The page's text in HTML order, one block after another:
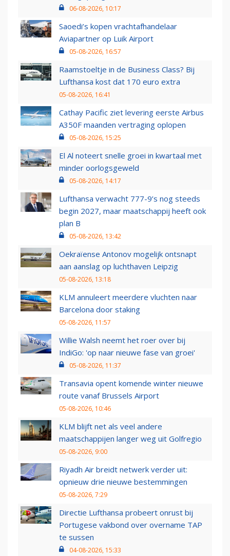
06-08-2026, 10:17
Saoedi’s kopen vrachtafhandelaar
Aviapartner op Luik Airport
05-08-2026, 16:57
Raamstoeltje in de Business Class? Bij
Lufthansa kost dat 170 euro extra
05-08-2026, 16:41
Cathay Pacific ziet levering eerste Airbus
A350F maanden vertraging oplopen
05-08-2026, 15:25
El Al noteert snelle groei in kwartaal met
minder oorlogsgeweld
05-08-2026, 14:17
Lufthansa verwacht 777-9’s nog steeds
begin 2027, maar maatschappij heeft ook
plan B
05-08-2026, 13:42
Oekraïense Antonov mogelijk ontsnapt
aan aanslag op luchthaven Leipzig
05-08-2026, 13:18
KLM annuleert meerdere vluchten naar
Barcelona door staking
05-08-2026, 11:57
Willie Walsh neemt het roer over bij
IndiGo: 'op naar nieuwe fase van groei'
05-08-2026, 11:37
Transavia opent komende winter nieuwe
route vanaf Brussels Airport
05-08-2026, 10:46
KLM blijft net als veel andere
maatschappijen langer weg uit Golfregio
05-08-2026, 9:00
Riyadh Air breidt netwerk verder uit:
opnieuw drie nieuwe bestemmingen
05-08-2026, 7:29
Directie Lufthansa probeert onrust bij
Portugese vakbond over overname TAP
te sussen
04-08-2026, 15:33